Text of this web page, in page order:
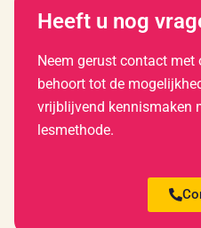
Heeft u nog
Neem gerust contact met
behoort tot de
vrijblijvend kennismaken
lesmethode.